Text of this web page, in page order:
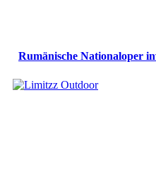
Rumänische Nationaloper